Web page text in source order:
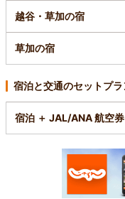
越谷・草加の宿
草加の宿
宿泊と交通のセットプ
宿泊 ＋ JAL/ANA 航空券